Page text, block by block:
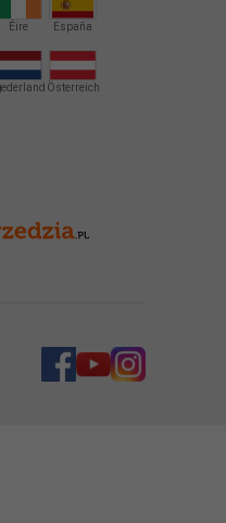
Éire España
Österreich